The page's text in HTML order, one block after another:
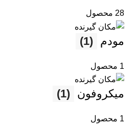
28 محصول
مودم (1)
1 محصول
میکروفون (1)
1 محصول